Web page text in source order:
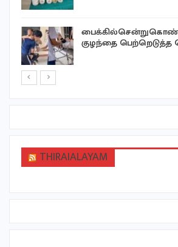
குழந்தை
THIRAIALAYAM